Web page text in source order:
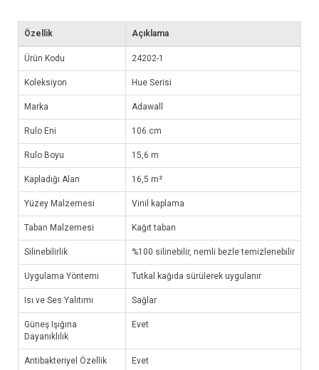
Özellik Açıklama
Ürün Kodu 24202-1
Koleksiyon Hue Serisi
Marka Adawall
Rulo Eni 106 cm
Rulo Boyu 15,6 m
Kapladığı Alan 16,5 m²
Yüzey Malzemesi Vinil kaplama
Taban Malzemesi Kağıt taban
Silinebilirlik %100 silinebilir, nemli bezle temizlenebilir
Uygulama Yöntemi Tutkal kağıda sürülerek uygulanır
Isı ve Ses Yalıtımı Sağlar
Güneş Işığına
Dayanıklılık
Evet
Antibakteriyel Özellik Evet